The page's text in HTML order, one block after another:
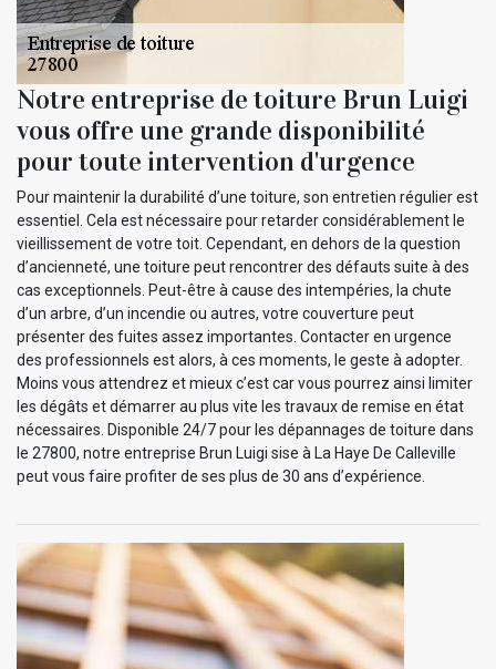
Notre entreprise de toiture Brun Luigi
vous offre une grande disponibilité
pour toute intervention d'urgence
Pour maintenir la durabilité d’une toiture, son entretien régulier est
essentiel. Cela est nécessaire pour retarder considérablement le
vieillissement de votre toit. Cependant, en dehors de la question
d’ancienneté, une toiture peut rencontrer des défauts suite à des
cas exceptionnels. Peut-être à cause des intempéries, la chute
d’un arbre, d’un incendie ou autres, votre couverture peut
présenter des fuites assez importantes. Contacter en urgence
des professionnels est alors, à ces moments, le geste à adopter.
Moins vous attendrez et mieux c’est car vous pourrez ainsi limiter
les dégâts et démarrer au plus vite les travaux de remise en état
nécessaires. Disponible 24/7 pour les dépannages de toiture dans
le 27800, notre entreprise Brun Luigi sise à La Haye De Calleville
peut vous faire profiter de ses plus de 30 ans d’expérience.